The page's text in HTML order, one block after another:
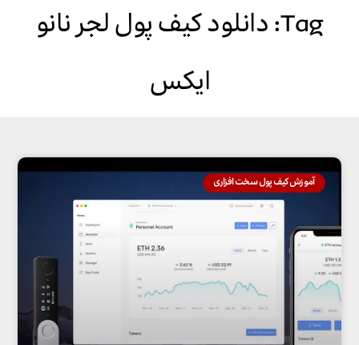
Tag: دانلود کیف پول لجر نانو
ایکس
آموزش کیف پول سخت افزاری